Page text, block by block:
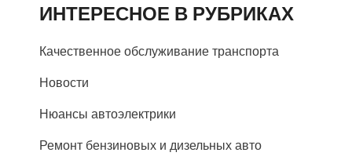
ИНТЕРЕСНОЕ В РУБРИКАХ
Качественное обслуживание транспорта
Новости
Нюансы автоэлектрики
Ремонт бензиновых и дизельных авто